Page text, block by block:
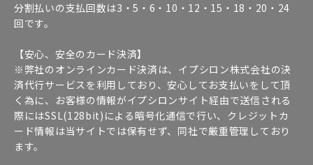
分割払いの支払回数は3・5・6・10・12・15・18・20・24
回です。
【安心、安全のカード決済】
※弊社のオンラインカード決済は、イプシロン株式会社の決
済代行サービスを利用しており、安心してお支払いをして頂
く為に、お客様の情報がイプシロンサイト経由で送信される
際にはSSL(128bit)による暗号化通信で行い、クレジットカ
ード情報は当サイトでは保有せず、同社で厳重管理しており
ます。